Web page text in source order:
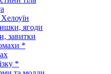
ягоди
завитки
*
*